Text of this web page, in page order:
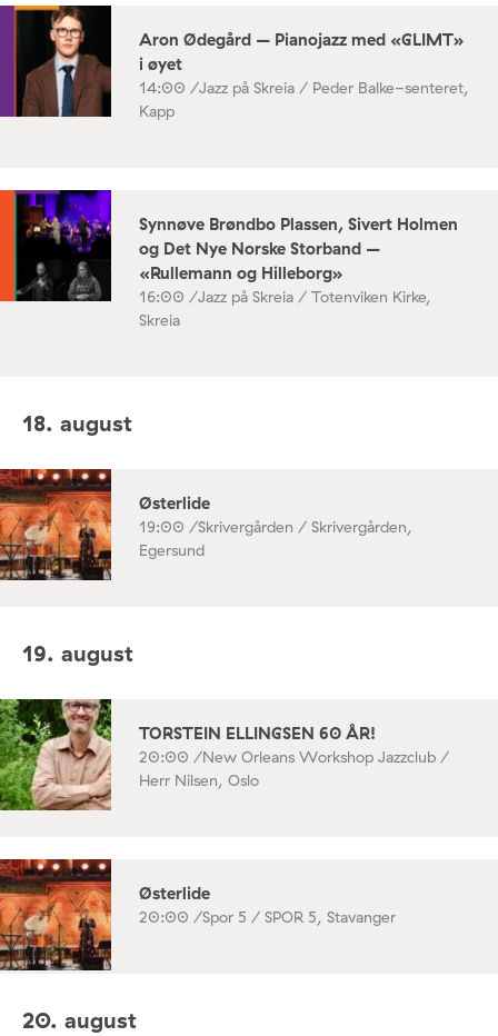
Aron Ødegård – Pianojazz med «GLIMT»
i øyet
14:00 /Jazz på Skreia / Peder Balke-senteret,
Kapp
Synnøve Brøndbo Plassen, Sivert Holmen
og Det Nye Norske Storband –
«Rullemann og Hilleborg»
16:00 /Jazz på Skreia / Totenviken Kirke,
Skreia
18. august
Østerlide
19:00 /Skrivergården / Skrivergården,
Egersund
19. august
TORSTEIN ELLINGSEN 60 ÅR!
20:00 /New Orleans Workshop Jazzclub /
Herr Nilsen, Oslo
Østerlide
20:00 /Spor 5 / SPOR 5, Stavanger
20. august